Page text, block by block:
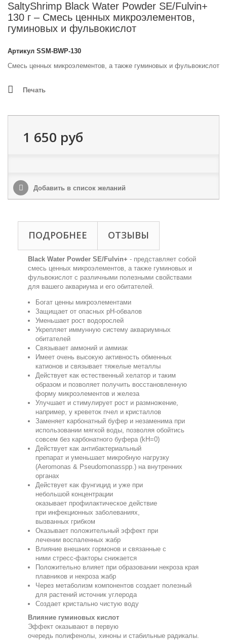
SaltyShrimp Black Water Powder SE/Fulvin+
130 г – Смесь ценных микроэлементов,
гуминовых и фульвокислот
Артикул SSM-BWP-130
Смесь ценных микроэлементов, а также гуминовых и фульвокислот
Печать
1 650 руб
Добавить в список желаний
ПОДРОБНЕЕ ОТЗЫВЫ
Black Water Powder SE/Fulvin+ - представляет собой
смесь ценных микроэлементов, а также гуминовых и
фульвокислот с различными полезными свойствами
для вашего аквариума и его обитателей.
Богат ценны микроэлементами
Защищает от опасных pH-обвалов
Уменьшает рост водорослей
Укрепляет иммунную систему аквариумных
обитателей
Связывает аммоний и аммиак
Имеет очень высокую активность обменных
катионов и связывает тяжелые металлы
Действует как естественный хелатор и таким
образом и позволяет получить восстановленную
форму микроэлементов и железа
Улучшает и стимулирует рост и размножение,
например, у креветок пчел и кристаллов
Заменяет карбонатный буфер и незаменима при
использовании мягкой воды, позволяя обойтись
совсем без карбонатного буфера (kH=0)
Действует как антибактериальный
препарат и уменьшает микробную нагрузку
(Aeromonas & Pseudomonasspp.) на внутренних
органах
Действует как фунгицид и уже при
небольшой концентрации
оказывает профилактическое действие
при инфекционных заболеваниях,
вызванных грибком
Оказывает положительный эффект при
лечении воспаленных жабр
Влияние внешних гормонов и связанные с
ними стресс-факторы снижается
Положительно влияет при образовании некроза края
плавников и некроза жабр
Через метаболизм компонентов создает полезный
для растений источник углерода
Создает кристально чистую воду
Влияние гуминовых кислот
Эффект оказывают в первую
очередь полифенолы, хиноны и стабильные радикалы.